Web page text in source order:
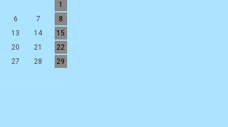
1
6 7
8
13 14
15
20 21
22
27 28
29